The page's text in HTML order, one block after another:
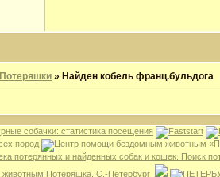
Потеряшки » Найден кобель франц.бульдога